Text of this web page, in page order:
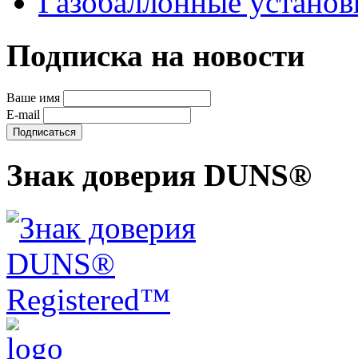
Подписка на новости
Ваше имя
E-mail
Знак доверия DUNS®